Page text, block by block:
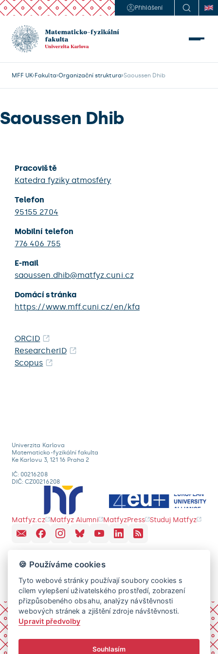
Přihlášení
MFF UK Fakulta Organizační struktura Saoussen Dhib
Saoussen Dhib
Pracoviště
Katedra fyziky atmosféry
Telefon
95155 2704
Mobilní telefon
776 406 755
E-mail
saoussen.dhib@matfyz.cuni.cz
Domácí stránka
https://www.mff.cuni.cz/en/kfa
ORCID
ResearcherID
Scopus
Univerzita Karlova
Matematicko-fyzikální fakulta
Ke Karlovu 3, 121 16 Praha 2
IČ: 00216208
DIČ: CZ00216208
Matfyz.cz Matfyz Alumni MatfyzPress Studuj Matfyz
🍪 Používáme cookies
Tyto webové stránky používají soubory cookies s
cílem vylepšení uživatelského prostředí, zobrazení
přizpůsobeného obsahu, analýzy návštěvnosti
webových stránek a zjištění zdroje návštěvnosti.
Upravit předvolby
Souhlasím